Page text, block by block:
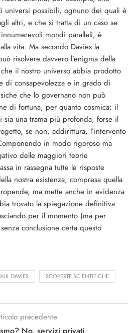
universi possibili, ognuno dei quali è
altri, e che si tratta di un caso se
mondi paralleli, è
vita. Ma secondo Davies la
risolvere davvero l’enigma della
il nostro universo abbia prodotto
di consapevolezza e in grado di
che lo governano non può
di fortuna, per quanto cosmica: il
sia una trama più profonda, forse il
se non, addirittura, l’intervento
in modo rigoroso ma
delle maggiori teorie
in rassegna tutte le risposte
nostra esistenza, compresa quella
ma mette anche in evidenza
trovato la spiegazione definitiva
per il momento (ma per
conclusione certa questo
DAVIES SCOPERTE SCIENTIFICHE
precedente